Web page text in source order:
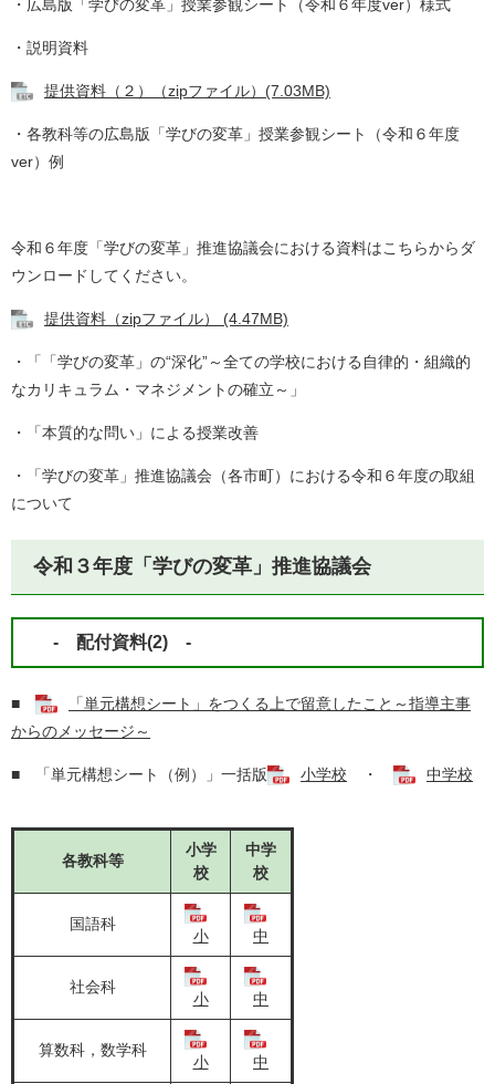
・広島版「学びの変革」授業参観シート（令和６年度ver）様式
・説明資料
提供資料（２）（zipファイル）(7.03MB)
・各教科等の広島版「学びの変革」授業参観シート（令和６年度
ver）例
令和６年度「学びの変革」推進協議会における資料はこちらからダ
ウンロードしてください。
提供資料（zipファイル） (4.47MB)
・「「学びの変革」の“深化”～全ての学校における自律的・組織的
なカリキュラム・マネジメントの確立～」
・「本質的な問い」による授業改善
・「学びの変革」推進協議会（各市町）における令和６年度の取組
について
令和３年度「学びの変革」推進協議会
- 配付資料(2) -
■
「単元構想シート」をつくる上で留意したこと～指導主事
からのメッセージ～
■ 「単元構想シート（例）」一括版 小学校 ・ 中学校
各教科等
小学
校
中学
校
国語科
小 中
社会科
小 中
算数科，数学科
小 中